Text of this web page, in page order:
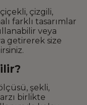
çizgili,
farklı tasarımlar
veya
getirerek size
şekli,
birlikte